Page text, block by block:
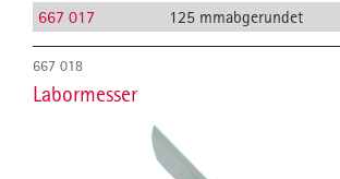
667 017
125 mmabgerundet
667 018
Labormesser